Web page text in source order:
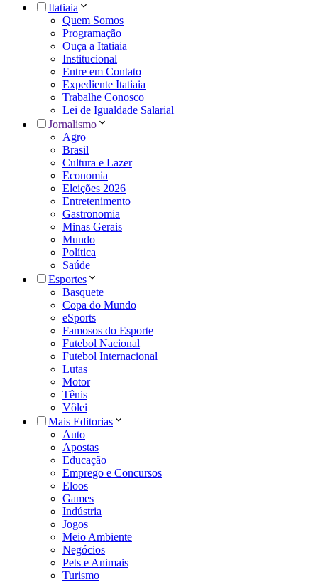
Itatiaia
Quem Somos
Programação
Ouça a Itatiaia
Institucional
Entre em Contato
Expediente Itatiaia
Trabalhe Conosco
Lei de Igualdade Salarial
Jornalismo
Agro
Brasil
Cultura e Lazer
Economia
Eleições 2026
Entretenimento
Gastronomia
Minas Gerais
Mundo
Política
Saúde
Esportes
Basquete
Copa do Mundo
eSports
Famosos do Esporte
Futebol Nacional
Futebol Internacional
Lutas
Motor
Tênis
Vôlei
Mais Editorias
Auto
Apostas
Educação
Emprego e Concursos
Eloos
Games
Indústria
Jogos
Meio Ambiente
Negócios
Pets e Animais
Turismo